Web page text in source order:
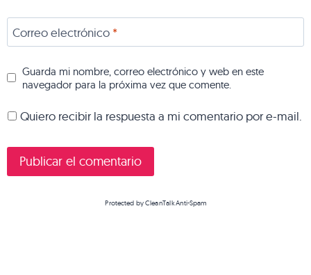
Correo electrónico *
Guarda mi nombre, correo electrónico y web en este
navegador para la próxima vez que comente.
Quiero recibir la respuesta a mi comentario por e-mail.
Protected byCleanTalk Anti-Spam